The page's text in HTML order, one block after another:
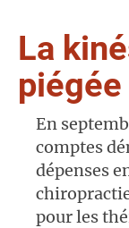
La
En
comptes
dépenses
pour les